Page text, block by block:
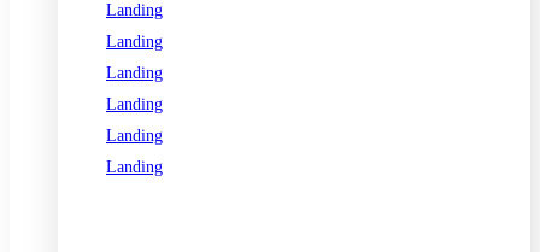
Landing
Landing
Landing
Landing
Landing
Landing